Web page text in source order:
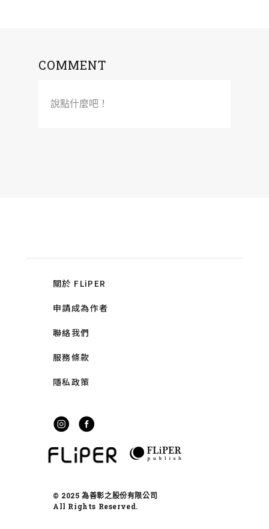
COMMENT
說點什麼吧！
關於 FLiPER
申請成為作者
聯絡我們
服務條款
隱私政策
© 2025 為善彰之股份有限公司
All Rights Reserved.